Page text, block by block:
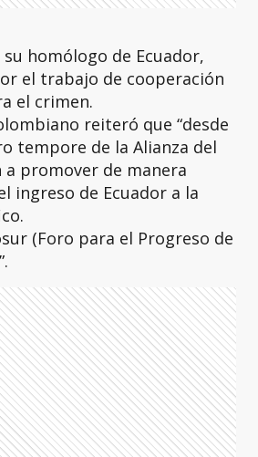
homólogo de Ecuador,
el trabajo de cooperación
el crimen.
reiteró que “desde
tempore de la Alianza del
a promover de manera
ingreso de Ecuador a la
(Foro para el Progreso de